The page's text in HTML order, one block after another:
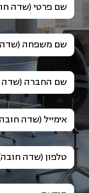
שם פרטי (שדה
שם משפחה (שדה
שם החברה (שדה
אימייל (שדה
טלפון (שדה